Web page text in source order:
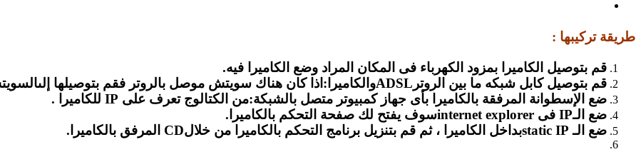
طريقة تركيبها :
قم بتوصيل الكاميرا بمزود الكهرباء فى المكان المراد وضع الكاميرا فيه.
قم بتوصيل كابل شبكه ما بين الروترADSLوالكاميرا:اذا كان هناك سويتش موصل بالروتر فقم بتوصيلها إلىالسويتش.
ضع الإسطوانة المرفقة بالكاميرا بأى جهاز كمبيوتر متصل بالشبكة:من الكتالوج تعرف على IP للكاميرا .
ضع الـIP فى internet explorerسوف يفتح لك صفحة التحكم بالكاميرا.
ضع الـ static IPبداخل الكاميرا ، ثم قم بتنزيل برنامج التحكم بالكاميرا من خلالCD المرفق بالكاميرا.